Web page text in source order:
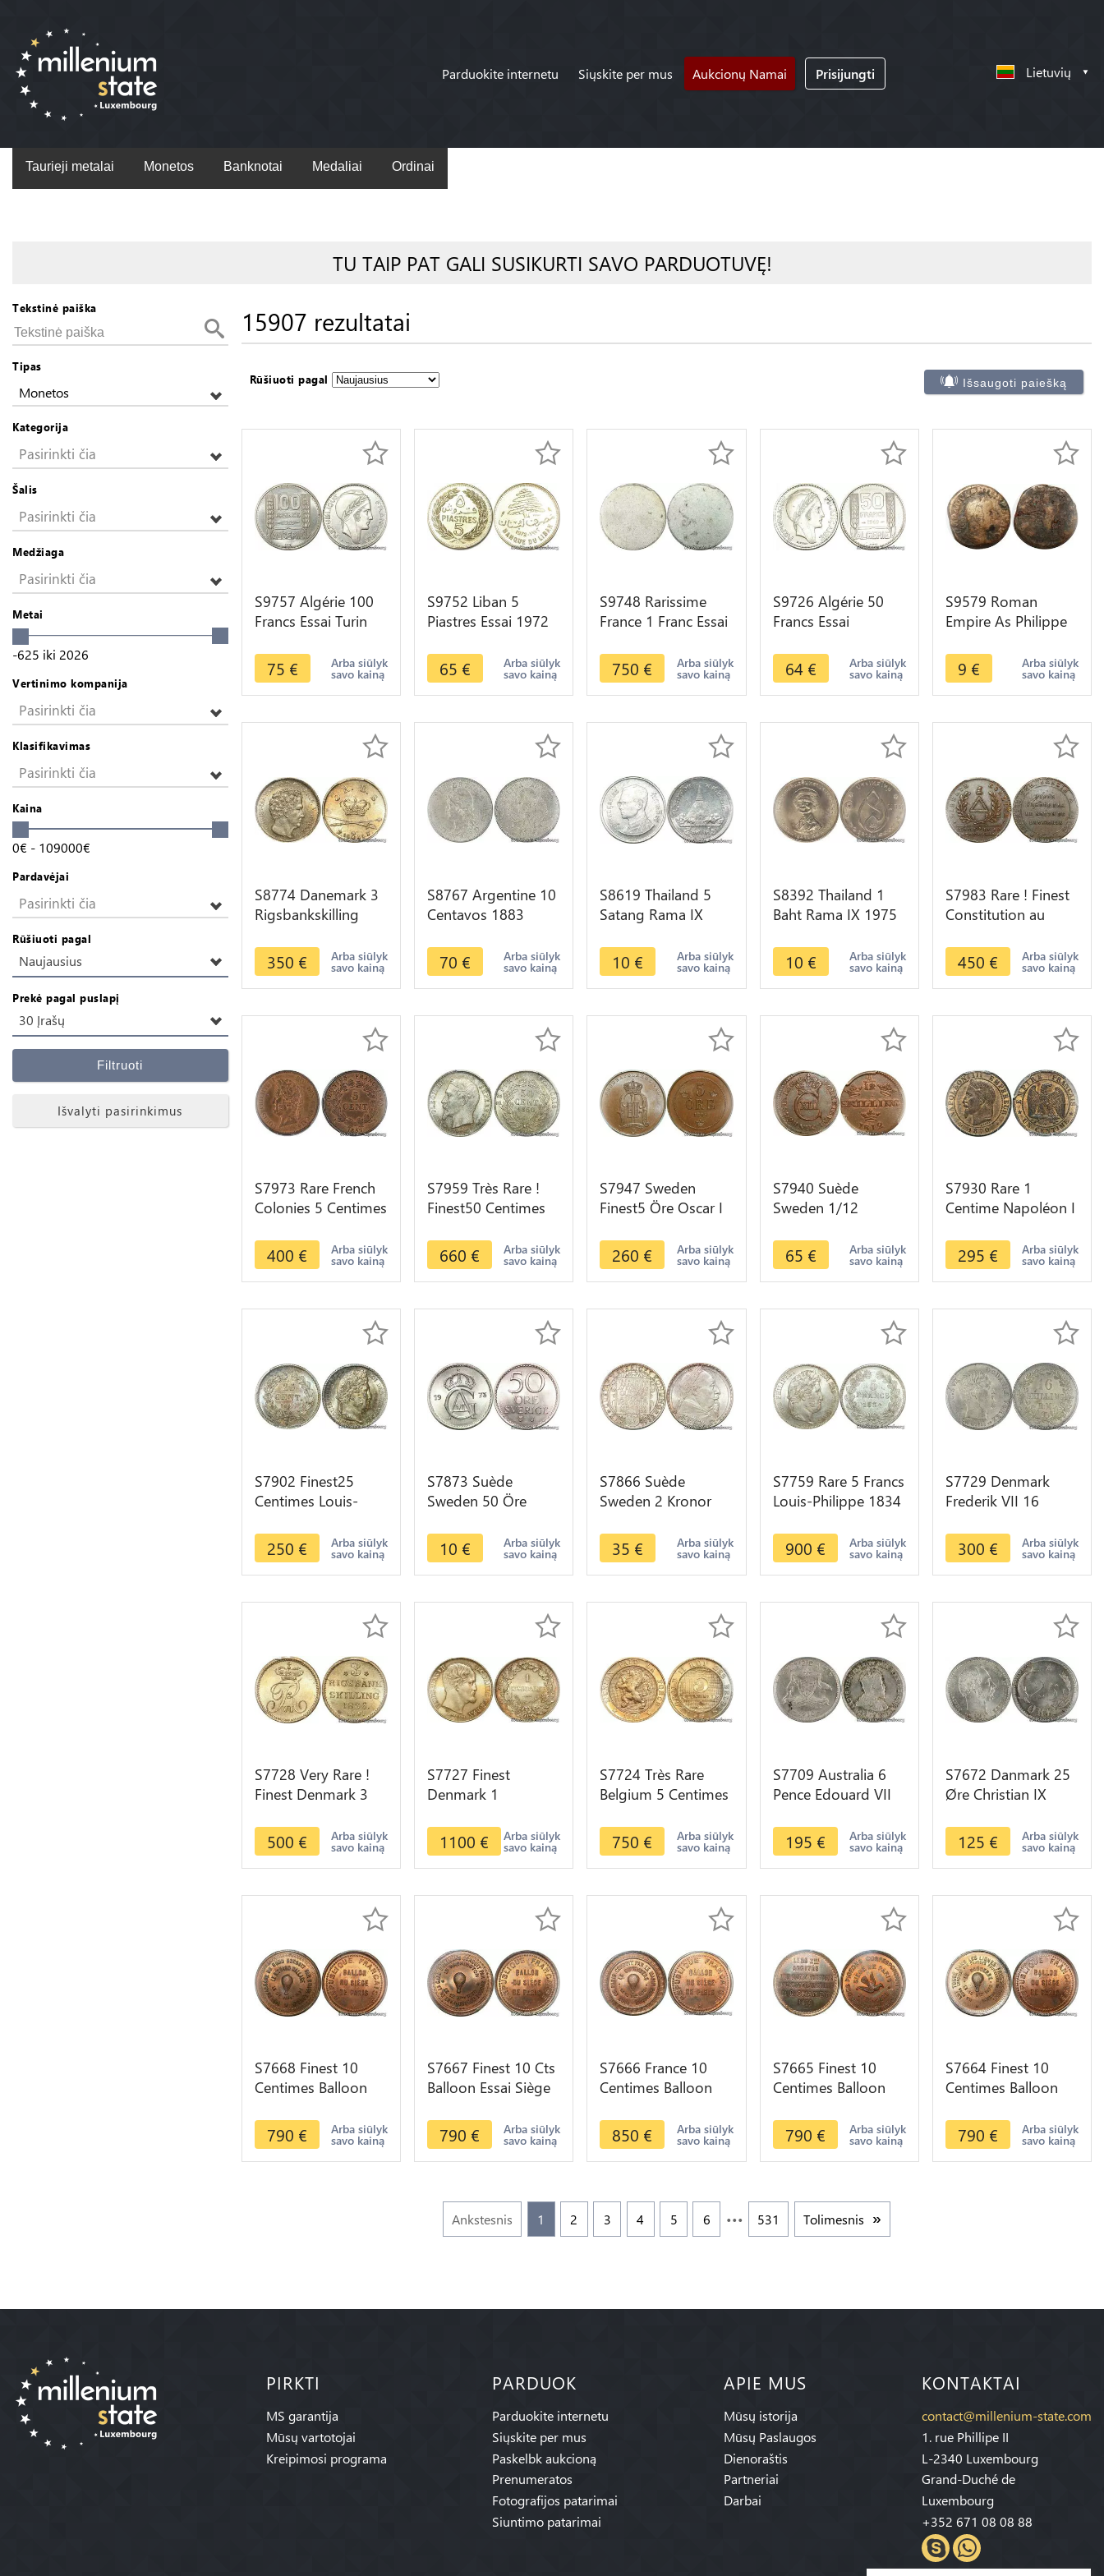
Parduokite internetu Siųskite per mus Aukcionų Namai Prisijungti Lietuvių
Taurieji metalai Monetos Banknotai Medaliai Ordinai
TU TAIP PAT GALI SUSIKURTI SAVO PARDUOTUVĘ!
Tekstinė paiška
Tipas
Monetos
Kategorija
Pasirinkti čia
Šalis
Pasirinkti čia
Medžiaga
Pasirinkti čia
Metai
-625 iki 2026
Vertinimo kompanija
Pasirinkti čia
Klasifikavimas
Pasirinkti čia
Kaina
0€ - 109000€
Pardavėjai
Pasirinkti čia
Rūšiuoti pagal
Naujausius
Prekė pagal puslapį
30 Įrašų
Filtruoti
Išvalyti pasirinkimus
15907 rezultatai
Rūšiuoti pagal Išsaugoti paiešką
S9757 Algérie 100
Francs Essai Turin
-> Faire Offre
75 € Arba siūlyk
savo kainą
S9752 Liban 5
Piastres Essai 1972
65 € Arba siūlyk
savo kainą
S9748 Rarissime
France 1 Franc Essai
Bazor Aluminium
PCGS AU55
750 € Arba siūlyk
savo kainą
S9726 Algérie 50
Francs Essai
FDC -> Faire Offre
64 € Arba siūlyk
savo kainą
S9579 Roman
Empire As Philippe
9 € Arba siūlyk
savo kainą
S8774 Danemark 3
Rigsbankskilling
FF PCGS MS64
Argent
350 € Arba siūlyk
savo kainą
S8767 Argentine 10
Centavos 1883
Silver SUP -> Faire
Offre
70 € Arba siūlyk
savo kainą
S8619 Thailand 5
Satang Rama IX
Make Offer
10 € Arba siūlyk
savo kainą
S8392 Thailand 1
Baht Rama IX 1975
Offer
10 € Arba siūlyk
savo kainą
S7983 Rare ! Finest
Constitution au
Paris PCGS SP55
450 € Arba siūlyk
savo kainą
S7973 Rare French
Colonies 5 Centimes
PCGS MS65
400 € Arba siūlyk
savo kainą
S7959 Très Rare !
Finest50 Centimes
PCGS MS64 FDC
660 € Arba siūlyk
savo kainą
S7947 Sweden
Finest5 Öre Oscar I
MS65 ->Faire Offre
260 € Arba siūlyk
savo kainą
S7940 Suède
Sweden 1/12
MS62 BN Cuivre ->
Faire Offre
65 € Arba siūlyk
savo kainą
S7930 Rare 1
Centime Napoléon I
MS63 RB -> Faire
Offre
295 € Arba siūlyk
savo kainą
S7902 Finest25
Centimes Louis-
Paris PCGS MS66
Argent Silver
250 € Arba siūlyk
savo kainą
S7873 Suède
Sweden 50 Öre
FDC !-> Make Offer
10 € Arba siūlyk
savo kainą
S7866 Suède
Sweden 2 Kronor
-> Make Offer
35 € Arba siūlyk
savo kainą
S7759 Rare 5 Francs
Louis-Philippe 1834
MS62 Splendide
900 € Arba siūlyk
savo kainą
S7729 Denmark
Frederik VII 16
1858 FK-VS PCGS
MS65 Silver
300 € Arba siūlyk
savo kainą
S7728 Very Rare !
Finest Denmark 3
1836 IFF PCGS
MS65
500 € Arba siūlyk
savo kainą
S7727 Finest
Denmark 1
VII 1854 PCGS
MS65 Silver
1100 € Arba siūlyk
savo kainą
S7724 Très Rare
Belgium 5 Centimes
PCGS MS67 ->Make
offer
750 € Arba siūlyk
savo kainą
S7709 Australia 6
Pence Edouard VII
Silver ->Make offer
195 € Arba siūlyk
savo kainą
S7672 Danmark 25
Øre Christian IX
VBP UNC ! ->Faire
Offre
125 € Arba siūlyk
savo kainą
S7668 Finest 10
Centimes Balloon
Wallace 1870 PCGS
MS65 GEM
790 € Arba siūlyk
savo kainą
S7667 Finest 10 Cts
Balloon Essai Siège
1870 PCGS MS65
GEM
790 € Arba siūlyk
savo kainą
S7666 France 10
Centimes Balloon
Guttenberg 1870
PCGS MS65+
850 € Arba siūlyk
savo kainą
S7665 Finest 10
Centimes Balloon
Flor-863 1870 PCGS
MS65 GEM
790 € Arba siūlyk
savo kainą
S7664 Finest 10
Centimes Balloon
Daguee 1870 PCGS
MS65 GEM
790 € Arba siūlyk
savo kainą
Ankstesnis 1 2 3 4 5 6 531 Tolimesnis
PIRKTI
MS garantija
Mūsų vartotojai
Kreipimosi programa
PARDUOK
Parduokite internetu
Siųskite per mus
Paskelbk aukcioną
Prenumeratos
Fotografijos patarimai
Siuntimo patarimai
APIE MUS
Mūsų istorija
Mūsų Paslaugos
Dienoraštis
Partneriai
Darbai
KONTAKTAI
contact@millenium-state.com
1. rue Phillipe II
L-2340 Luxembourg
Grand-Duché de
Luxembourg
+352 671 08 08 88